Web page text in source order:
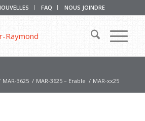
FAQ NOUS JOINDRE
MAR-3625 / MAR-3625 – Erable / MAR-xx25